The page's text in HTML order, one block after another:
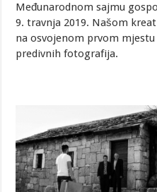
Međunarodnom sajmu
9. travnja 2019. Našom
na osvojenom prvom
predivnih fotografija.